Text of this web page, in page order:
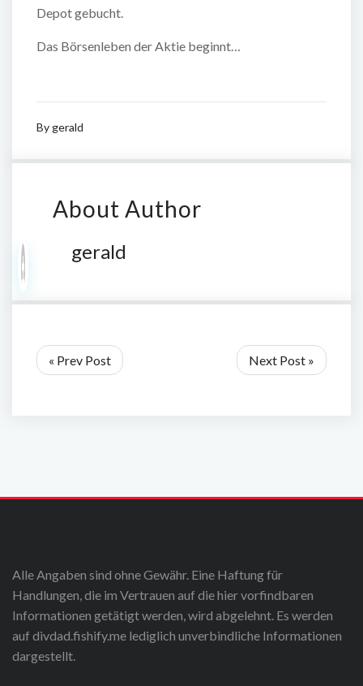
Depot gebucht.
Das Börsenleben der Aktie beginnt…
Bygerald
About Author
gerald
« Prev Post Next Post »
Alle Angaben sind ohne Gewähr. Eine Haftung für
Handlungen, die im Vertrauen auf die hier vorfindbaren
Informationen getätigt werden, wird abgelehnt. Es werden
auf divdad.fishify.me lediglich unverbindliche Informationen
dargestellt.